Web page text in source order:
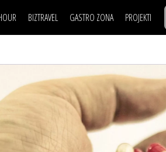
SVET
BIZTRAVEL GASTRO ZONA PROJEKTI
TASTY
30
BACK
I SCENA
SVET
30
BACK
BMW